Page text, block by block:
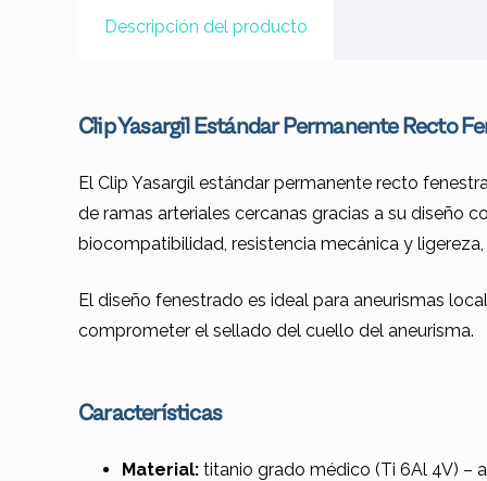
Descripción del producto
Clip Yasargil Estándar Permanente Recto
El Clip Yasargil estándar permanente recto
de ramas arteriales cercanas gracias a su diseño
biocompatibilidad, resistencia mecánica y
El diseño fenestrado es ideal para aneurismas
comprometer el sellado del cuello del aneurisma.
Características
Material: titanio grado médico (Ti 6Al 4V) –